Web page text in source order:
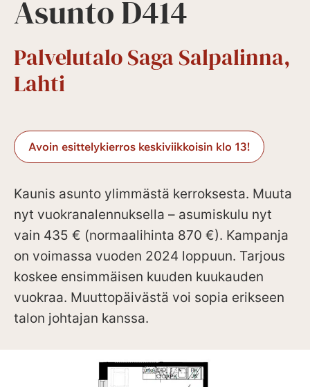
Asunto D414
Palvelutalo Saga Salpalinna,
Lahti
Avoin esittelykierros keskiviikkoisin klo 13!
Kaunis asunto ylimmästä kerroksesta. Muuta
nyt vuokranalennuksella – asumiskulu nyt
vain 435 € (normaalihinta 870 €). Kampanja
on voimassa vuoden 2024 loppuun. Tarjous
koskee ensimmäisen kuuden kuukauden
vuokraa. Muuttopäivästä voi sopia erikseen
talon johtajan kanssa.